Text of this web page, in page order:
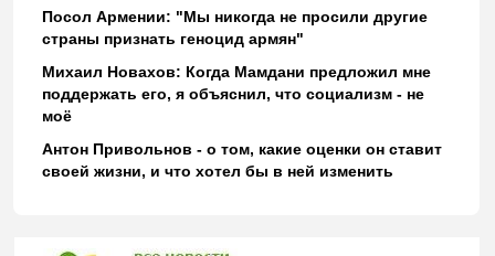
Посол Армении: "Мы никогда не просили другие
страны признать геноцид армян"
Михаил Новахов: Когда Мамдани предложил мне
поддержать его, я объяснил, что социализм - не
моё
Антон Привольнов - о том, какие оценки он ставит
своей жизни, и что хотел бы в ней изменить